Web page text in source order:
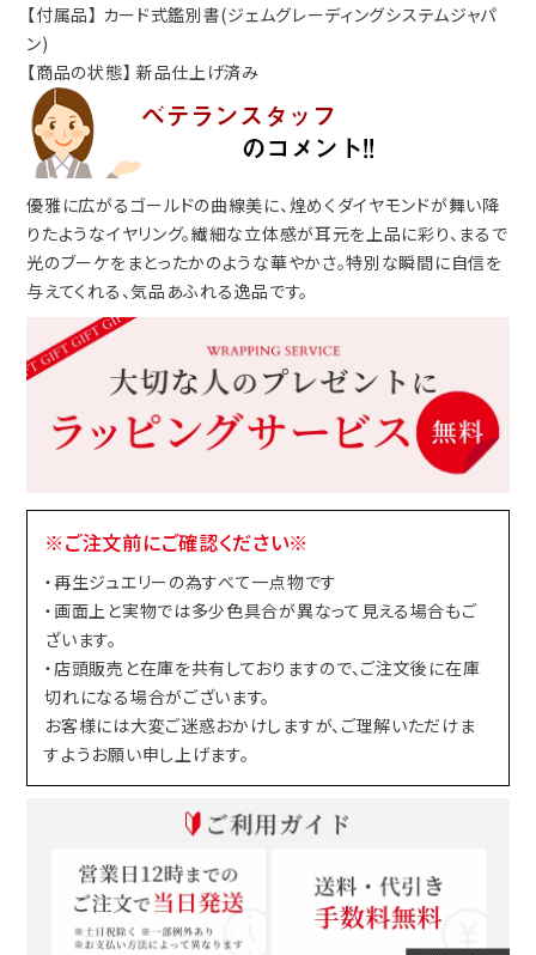
【付属品】 カード式鑑別書(ジェムグレーディングシステムジャパ
ン)
【商品の状態】 新品仕上げ済み
優雅に広がるゴールドの曲線美に、煌めくダイヤモンドが舞い降
りたようなイヤリング。繊細な立体感が耳元を上品に彩り、まるで
光のブーケをまとったかのような華やかさ。特別な瞬間に自信を
与えてくれる、気品あふれる逸品です。
※ご注文前にご確認ください※
・再生ジュエリーの為すべて一点物です
・画面上と実物では多少色具合が異なって見える場合もご
ざいます。
・店頭販売と在庫を共有しておりますので、ご注文後に在庫
切れになる場合がございます。
お客様には大変ご迷惑おかけしますが、ご理解いただけま
すようお願い申し上げます。